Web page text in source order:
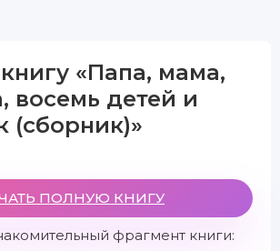
«Папа, мама,
восемь детей и
(сборник)»
ПОЛНУЮ КНИГУ
фрагмент книги: